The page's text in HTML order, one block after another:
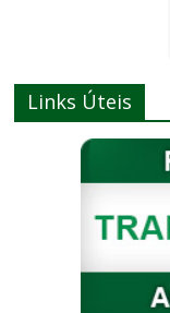
Links Úteis